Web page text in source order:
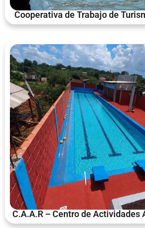
Cooperativa de Trabajo de
C.A.A.R – Centro de Actividades